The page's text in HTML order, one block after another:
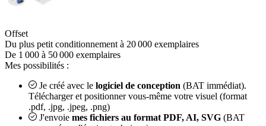
Offset
Du plus petit conditionnement à 20 000 exemplaires
De 1 000 à 50 000 exemplaires
Mes possibilités :
Je créé avec le logiciel de conception (BAT immédiat).
Télécharger et positionner vous-même votre visuel (format
.pdf, .jpg, .jpeg, .png)
J'envoie mes fichiers au format PDF, AI, SVG (BAT